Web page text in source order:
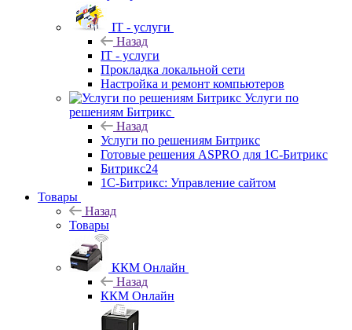
IT - услуги
Назад
IT - услуги
Прокладка локальной сети
Настройка и ремонт компьютеров
Услуги по
решениям Битрикс
Назад
Услуги по решениям Битрикс
Готовые решения ASPRO для 1С-Битрикс
Битрикс24
1С-Битрикс: Управление сайтом
Товары
Назад
Товары
ККМ Онлайн
Назад
ККМ Онлайн